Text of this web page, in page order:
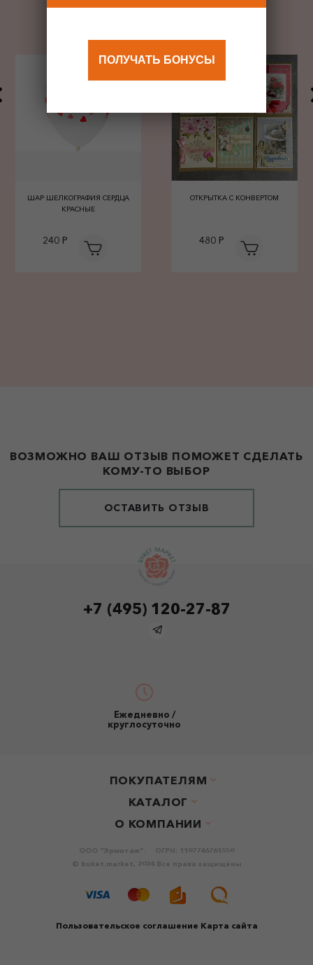
ШАР ШЕЛКОГРАФИЯ СЕРДЦА
КРАСНЫЕ
240 Р
ОТКРЫТКА С КОНВЕРТОМ
480 Р
ВОЗМОЖНО ВАШ ОТЗЫВ ПОМОЖЕТ СДЕЛАТЬ
КОМУ-ТО ВЫБОР
ОСТАВИТЬ ОТЗЫВ
+7 (495) 120-27-87
Ежедневно /
круглосуточно
ПОКУПАТЕЛЯМ
КАТАЛОГ
О КОМПАНИИ
Пользовательское соглашение Карта сайта
ООО "Эрмитаж".
ОГРН: 1107746761550
© buket.market, 2024 Все права защищены
ПОЛУЧАТЬ БОНУСЫ